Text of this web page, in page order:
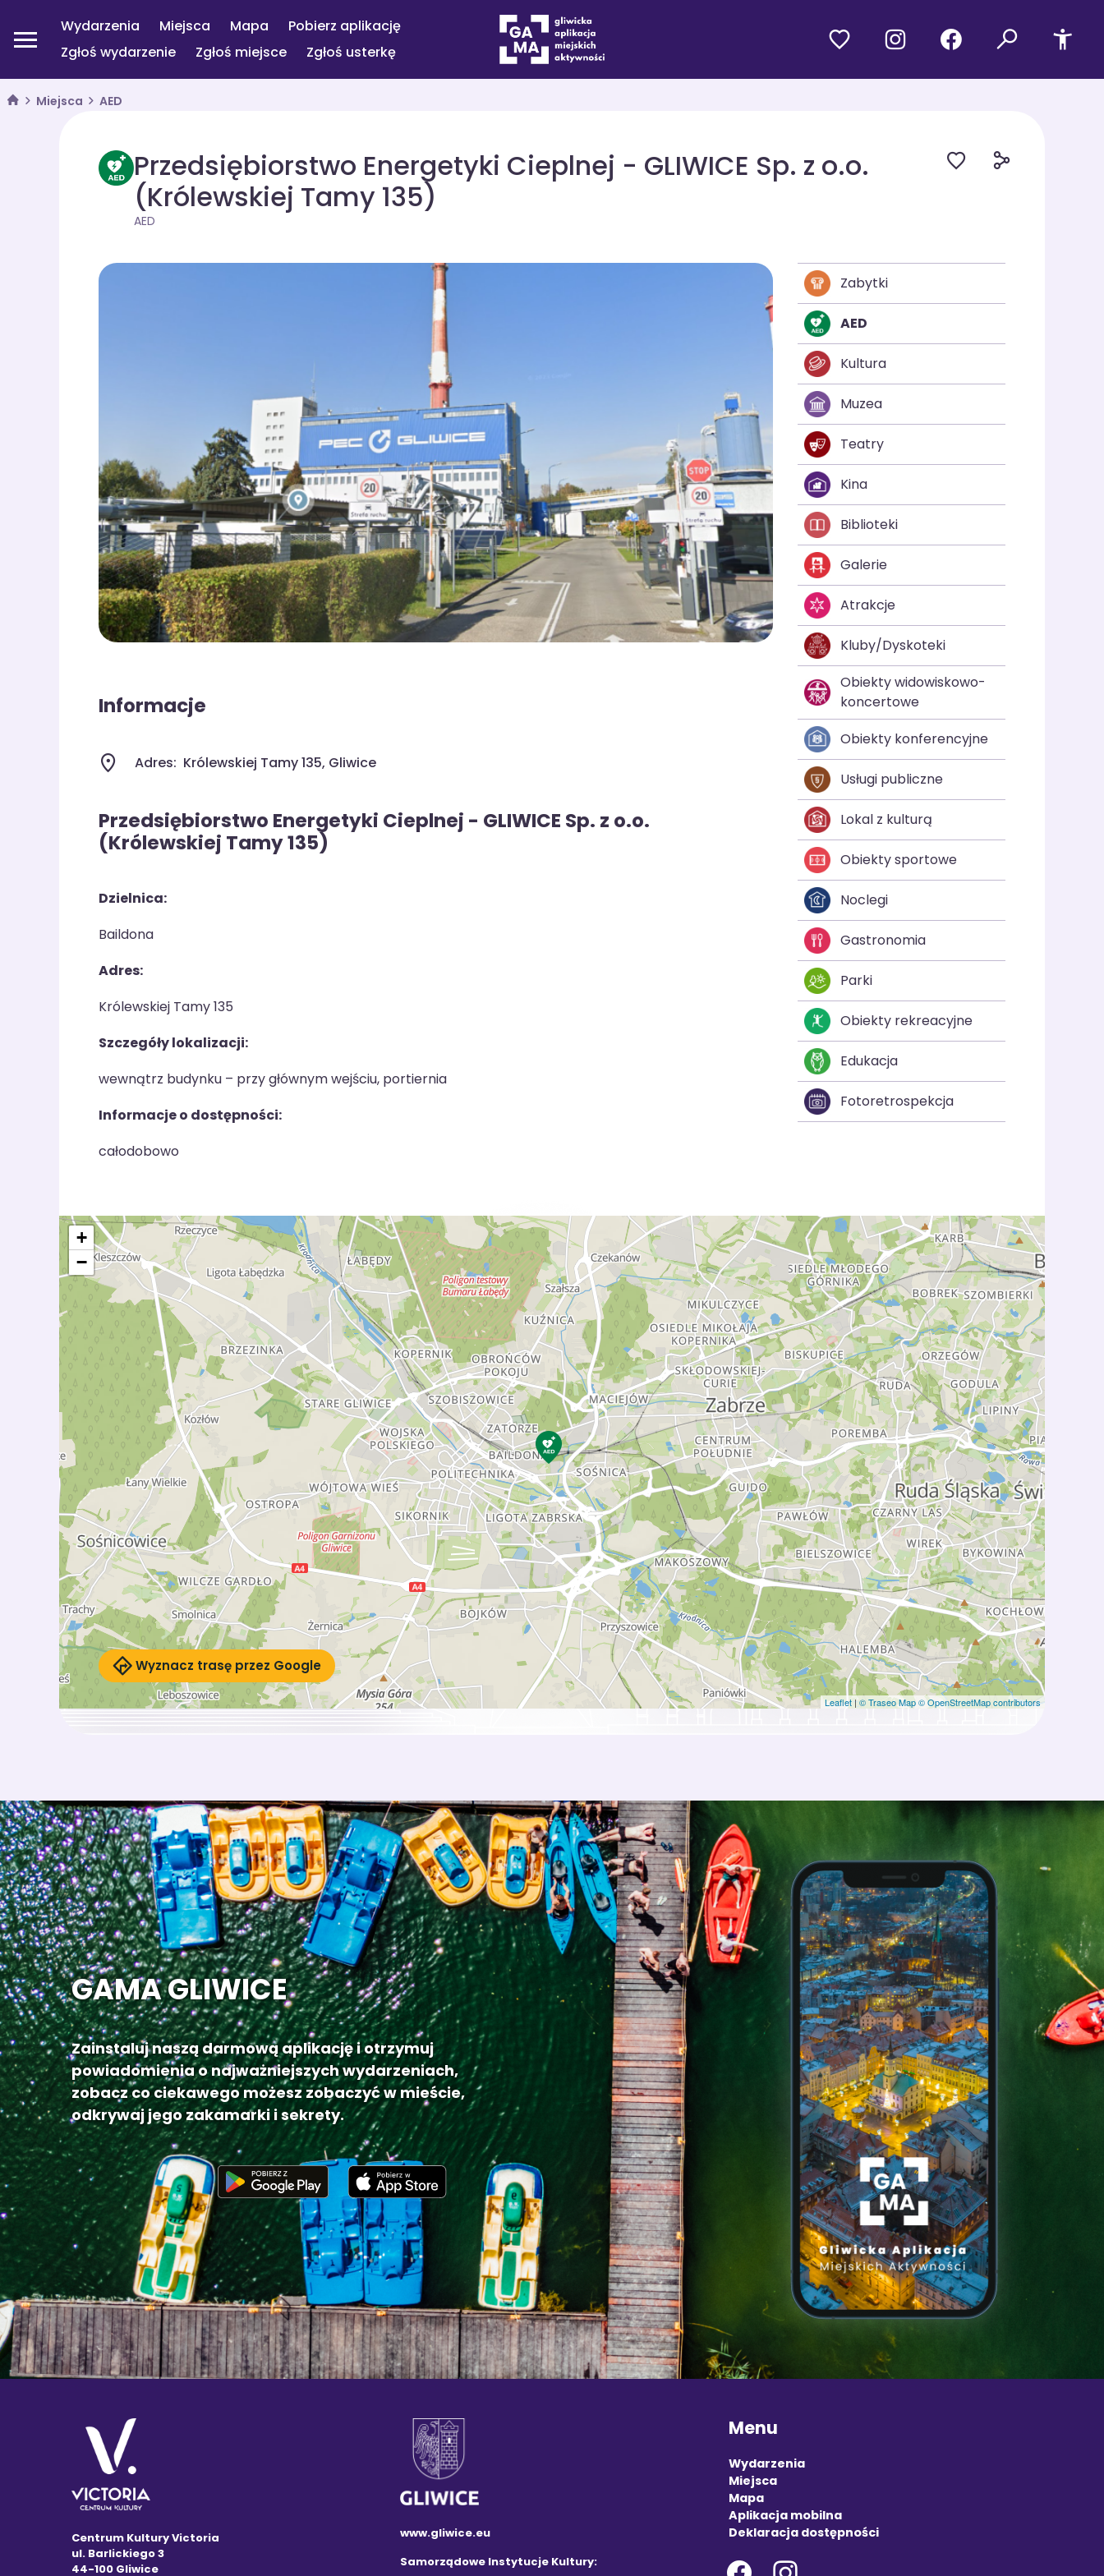
Wydarzenia Miejsca Mapa
Pobierz aplikację
Zgłoś wydarzenie
Zgłoś miejsce Zgłoś usterkę
Miejsca AED
Przedsiębiorstwo Energetyki Cieplnej - GLIWICE Sp. z o.o.
(Królewskiej Tamy 135)
AED
Informacje
Adres: Królewskiej Tamy 135, Gliwice
Przedsiębiorstwo Energetyki Cieplnej - GLIWICE Sp. z o.o.
(Królewskiej Tamy 135)
Dzielnica:
Baildona
Adres:
Królewskiej Tamy 135
Szczegóły lokalizacji:
wewnątrz budynku – przy głównym wejściu, portiernia
Informacje o dostępności:
całodobowo
Zabytki
AED
Kultura
Muzea
Teatry
Kina
Biblioteki
Galerie
Atrakcje
Kluby/Dyskoteki
Obiekty widowiskowo-
koncertowe
Obiekty konferencyjne
Usługi publiczne
Lokal z kulturą
Obiekty sportowe
Noclegi
Gastronomia
Parki
Obiekty rekreacyjne
Edukacja
Fotoretrospekcja
+
−
Leaflet|© Traseo Map© OpenStreetMap contributors
Wyznacz trasę przez Google
GAMA GLIWICE
Zainstaluj naszą darmową aplikację i otrzymuj
powiadomienia o najważniejszych wydarzeniach,
zobacz co ciekawego możesz zobaczyć w mieście,
odkrywaj jego zakamarki i sekrety.
Centrum Kultury Victoria
ul. Barlickiego 3
44-100 Gliwice
www.gliwice.eu
Samorządowe Instytucje Kultury:
Menu
Wydarzenia
Miejsca
Mapa
Aplikacja mobilna
Deklaracja dostępności